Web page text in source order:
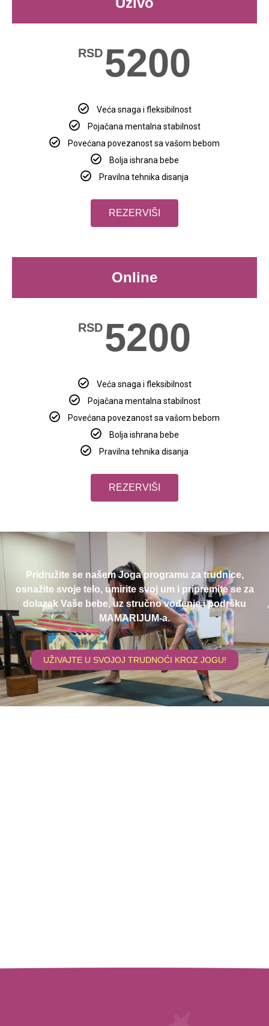
RSD 5200
Veća snaga i fleksibilnost
Pojačana mentalna stabilnost
Povećana povezanost sa vašom bebom
Bolja ishrana bebe
Pravilna tehnika disanja
REZERVIŠI
Online
RSD 5200
Veća snaga i fleksibilnost
Pojačana mentalna stabilnost
Povećana povezanost sa vašom bebom
Bolja ishrana bebe
Pravilna tehnika disanja
REZERVIŠI
Pridružite se našem Joga programu za trudnice,
osnažite svoje telo, umirite svoj um i pripremite se za
dolazak Vaše bebe, uz stručno vođenje i podršku
MAMARIJUM-a.
UŽIVAJTE U SVOJOJ TRUDNOĆI KROZ JOGU!